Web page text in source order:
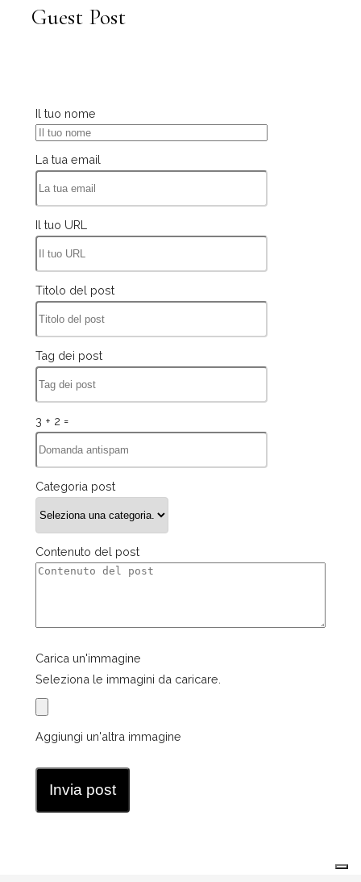
Guest Post
Il tuo nome
La tua email
Il tuo URL
Titolo del post
Tag dei post
3 + 2 =
Categoria post
Contenuto del post
Carica un'immagine
Seleziona le immagini da caricare.
Aggiungi un'altra immagine